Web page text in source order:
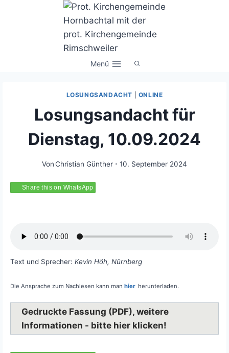
Menü
LOSUNGSANDACHT ONLINE
Losungsandacht für
Dienstag, 10.09.2024
Von Christian Günther 10. September 2024
Share this on WhatsApp
Text und Sprecher: Kevin Höh, Nürnberg
Die Ansprache zum Nachlesen kann man hier herunterladen.
Gedruckte Fassung (PDF), weitere
Informationen - bitte hier klicken!